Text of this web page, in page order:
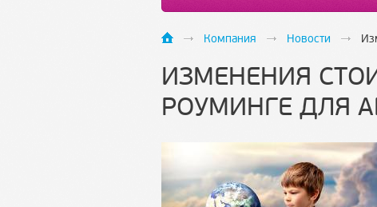
Компания Новости
ИЗМЕНЕНИЯ
РОУМИНГЕ ДЛЯ